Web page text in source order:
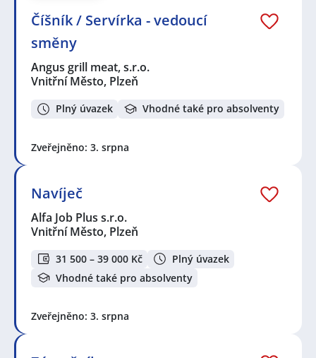
Číšník / Servírka - vedoucí
směny
Angus grill meat, s.r.o.
Vnitřní Město, Plzeň
Plný úvazek Vhodné také pro absolventy
Zveřejněno: 3. srpna
Navíječ
Alfa Job Plus s.r.o.
Vnitřní Město, Plzeň
31 500 – 39 000 Kč
Plný úvazek
Vhodné také pro absolventy
Zveřejněno: 3. srpna